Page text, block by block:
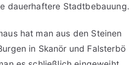
dauerhaftere Stadtbebauung.
hat man aus den Steinen
in Skanör und Falsterbö